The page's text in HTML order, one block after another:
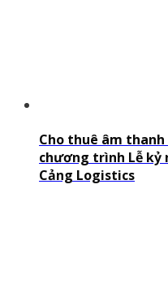
Cho thuê âm
chương trình Lễ kỷ
Cảng Logistics